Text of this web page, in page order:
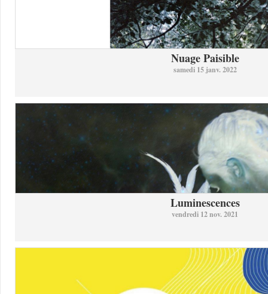
Nuage Paisible
samedi 15 janv. 2022
Luminescences
vendredi 12 nov. 2021